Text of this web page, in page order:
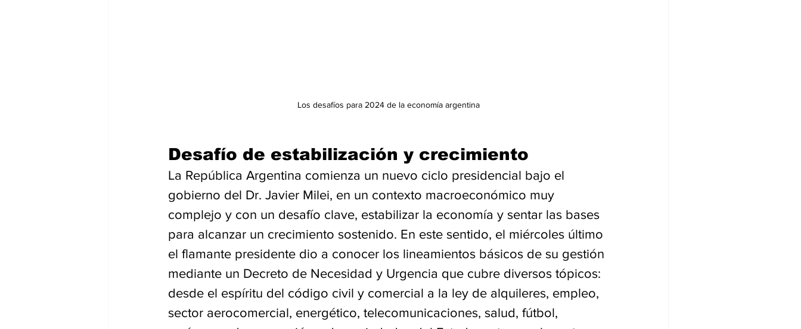
Los desafíos para 2024 de la economía argentina
Desafío de estabilización y crecimiento
La República Argentina comienza un nuevo ciclo presidencial bajo el
gobierno del Dr. Javier Milei, en un contexto macroeconómico muy
complejo y con un desafío clave, estabilizar la economía y sentar las bases
para alcanzar un crecimiento sostenido. En este sentido, el miércoles último
el flamante presidente dio a conocer los lineamientos básicos de su gestión
mediante un Decreto de Necesidad y Urgencia que cubre diversos tópicos:
desde el espíritu del código civil y comercial a la ley de alquileres, empleo,
sector aerocomercial, energético, telecomunicaciones, salud, fútbol,